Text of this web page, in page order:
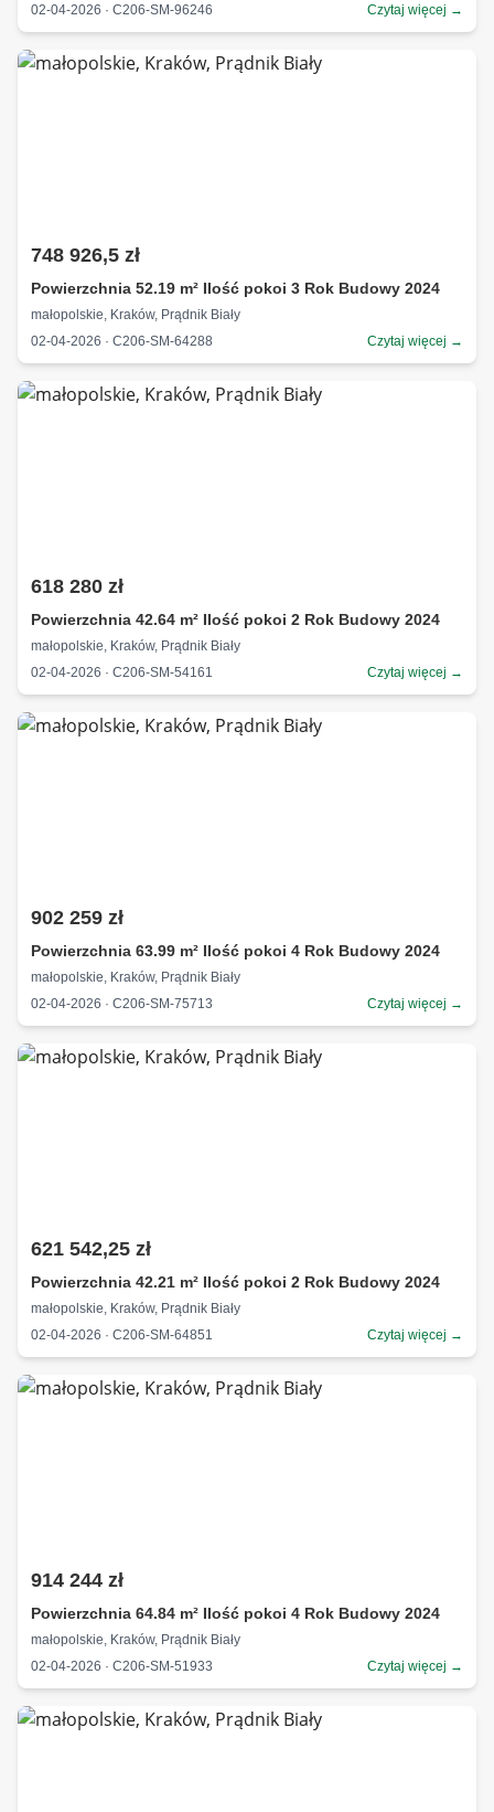
02-04-2026 · C206-SM-96246
Czytaj więcej →
748 926,5 zł
Powierzchnia 52.19 m² Ilość pokoi 3 Rok Budowy 2024
małopolskie, Kraków, Prądnik Biały
02-04-2026 · C206-SM-64288
Czytaj więcej →
618 280 zł
Powierzchnia 42.64 m² Ilość pokoi 2 Rok Budowy 2024
małopolskie, Kraków, Prądnik Biały
02-04-2026 · C206-SM-54161
Czytaj więcej →
902 259 zł
Powierzchnia 63.99 m² Ilość pokoi 4 Rok Budowy 2024
małopolskie, Kraków, Prądnik Biały
02-04-2026 · C206-SM-75713
Czytaj więcej →
621 542,25 zł
Powierzchnia 42.21 m² Ilość pokoi 2 Rok Budowy 2024
małopolskie, Kraków, Prądnik Biały
02-04-2026 · C206-SM-64851
Czytaj więcej →
914 244 zł
Powierzchnia 64.84 m² Ilość pokoi 4 Rok Budowy 2024
małopolskie, Kraków, Prądnik Biały
02-04-2026 · C206-SM-51933
Czytaj więcej →